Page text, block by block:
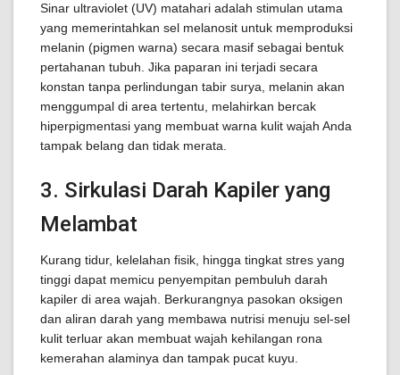
Sinar ultraviolet (UV) matahari adalah stimulan utama
yang memerintahkan sel melanosit untuk memproduksi
melanin (pigmen warna) secara masif sebagai bentuk
pertahanan tubuh. Jika paparan ini terjadi secara
konstan tanpa perlindungan tabir surya, melanin akan
menggumpal di area tertentu, melahirkan bercak
hiperpigmentasi yang membuat warna kulit wajah Anda
tampak belang dan tidak merata.
3. Sirkulasi Darah Kapiler yang
Melambat
Kurang tidur, kelelahan fisik, hingga tingkat stres yang
tinggi dapat memicu penyempitan pembuluh darah
kapiler di area wajah. Berkurangnya pasokan oksigen
dan aliran darah yang membawa nutrisi menuju sel-sel
kulit terluar akan membuat wajah kehilangan rona
kemerahan alaminya dan tampak pucat kuyu.